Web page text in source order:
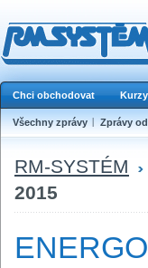
Chci obchodovat
Všechny zprávy Zprávy
RM-SYSTÉM
2015